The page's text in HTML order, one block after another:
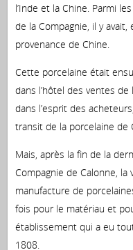
l’Inde et la Chine. Parmi
de la Compagnie, il y
provenance de Chine.
Cette porcelaine était
dans l’hôtel des ventes de
dans l’esprit des
transit de la porcelaine de
Mais, après la fin de la
Compagnie de Calonne,
manufacture de
fois pour le matériau et
établissement qui a eu
1808.